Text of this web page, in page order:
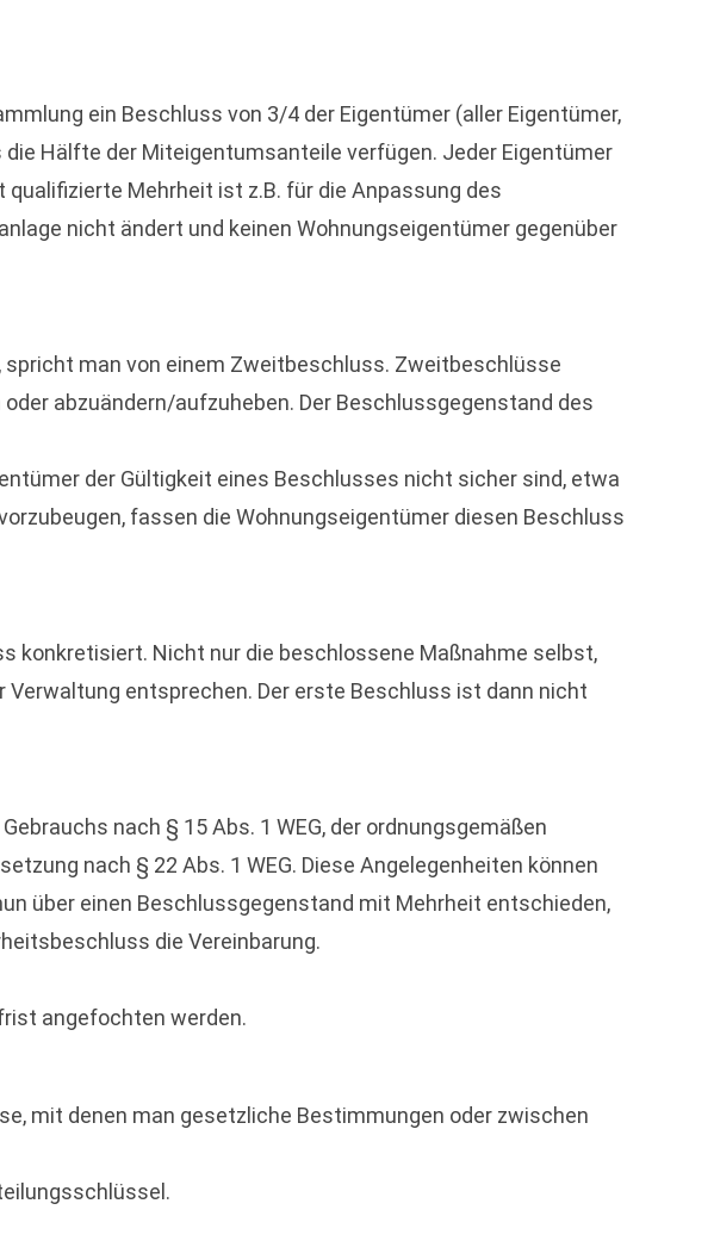
ein Beschluss von 3/4 der Eigentümer (aller Eigentümer,
Hälfte der Miteigentumsanteile verfügen. Jeder Eigentümer
qualifizierte Mehrheit ist z.B. für die Anpassung des
nicht ändert und keinen Wohnungseigentümer gegenüber
man von einem Zweitbeschluss. Zweitbeschlüsse
abzuändern/aufzuheben. Der Beschlussgegenstand des
der Gültigkeit eines Beschlusses nicht sicher sind, etwa
fassen die Wohnungseigentümer diesen Beschluss
konkretisiert. Nicht nur die beschlossene Maßnahme selbst,
entsprechen. Der erste Beschluss ist dann nicht
nach § 15 Abs. 1 WEG, der ordnungsgemäßen
nach § 22 Abs. 1 WEG. Diese Angelegenheiten können
über einen Beschlussgegenstand mit Mehrheit entschieden,
die Vereinbarung.
angefochten werden.
mit denen man gesetzliche Bestimmungen oder zwischen